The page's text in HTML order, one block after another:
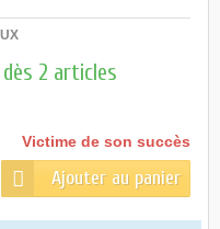
2 articles
Victime de son succès
Ajouter au panier